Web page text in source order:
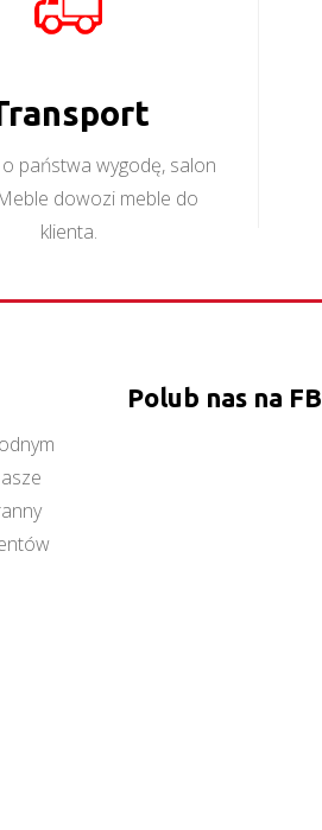
państwa wygodę, salon
dowozi meble do
klienta.
Polub nas na FB